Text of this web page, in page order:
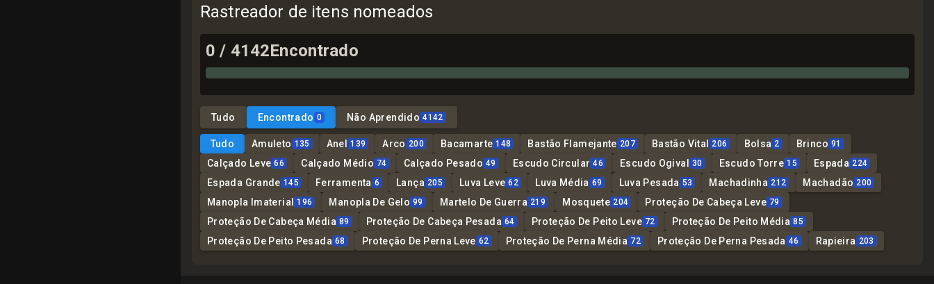
Rastreador de itens nomeados
0 / 4142Encontrado
Tudo Encontrado 0 Não Aprendido 4142
Tudo Amuleto 135 Anel 139 Arco 200 Bacamarte 148 Bastão Flamejante 207 Bastão Vital 206 Bolsa 2 Brinco 91
Calçado Leve 66 Calçado Médio 74 Calçado Pesado 49 Escudo Circular 46 Escudo Ogival 30 Escudo Torre 15 Espada 224
Espada Grande 145 Ferramenta 6 Lança 205 Luva Leve 62 Luva Média 69 Luva Pesada 53 Machadinha 212 Machadão 200
Manopla Imaterial 196 Manopla De Gelo 99 Martelo De Guerra 219 Mosquete 204 Proteção De Cabeça Leve 79
Proteção De Cabeça Média 89 Proteção De Cabeça Pesada 64 Proteção De Peito Leve 72 Proteção De Peito Média 85
Proteção De Peito Pesada 68 Proteção De Perna Leve 62 Proteção De Perna Média 72 Proteção De Perna Pesada 46 Rapieira 203